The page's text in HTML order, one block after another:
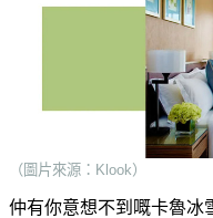
（圖片來源：Klook）
仲有你意想不到嘅卡魯冰